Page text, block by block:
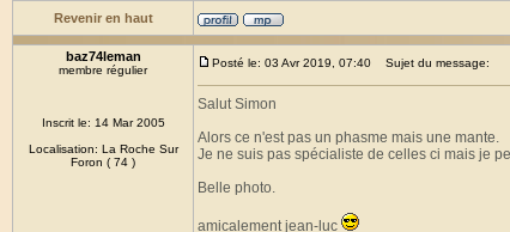
Revenir en haut
baz74leman
membre régulier
Inscrit le: 14 Mar 2005
Localisation: La Roche Sur
Foron ( 74 )
Posté le: 03 Avr 2019, 07:40 Sujet du message:
Salut Simon
Alors ce n'est pas un phasme mais une mante.
Je ne suis pas spécialiste de celles ci mais je
Belle photo.
amicalement jean-luc